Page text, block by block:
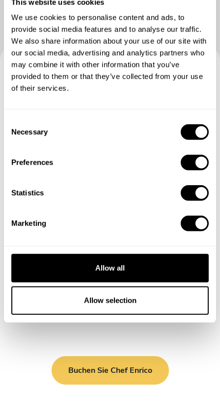
This website uses cookies
We use cookies to personalise content and ads, to
provide social media features and to analyse our traffic.
We also share information about your use of our site with
our social media, advertising and analytics partners who
may combine it with other information that you’ve
provided to them or that they’ve collected from your use
of their services.
Necessary
Preferences
Statistics
Marketing
Allow all
Allow selection
Buchen Sie Ihre Erfahrung mit
Geben Sie die Details Ihrer Wünsche an und der
Küchenchef sendet Ihnen ein individuell auf Sie
Buchen Sie Chef Enrico